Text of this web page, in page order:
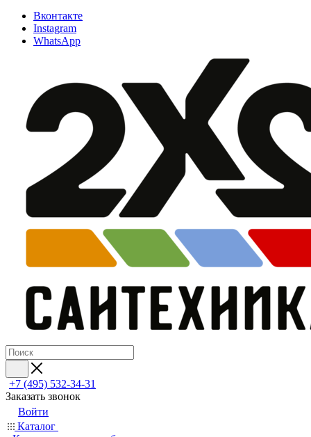
Вконтакте
Instagram
WhatsApp
+7 (495) 532‑34‑31
Заказать звонок
Войти
Каталог